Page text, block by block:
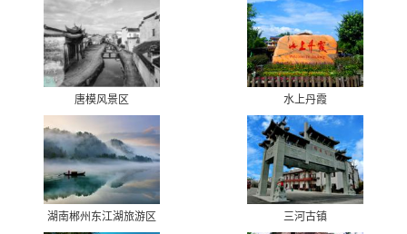
唐模风景区 水上丹霞
湖南郴州东江湖旅游区 三河古镇